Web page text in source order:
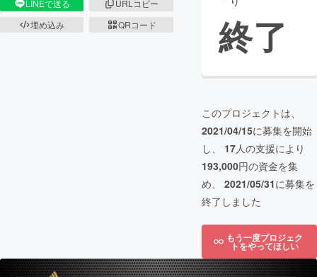
LINEで送る
URLコピー
埋め込み
QRコード 終了
このプロジェクトは、
2021/04/15に募集を開始
し、 17人の支援により
193,000円の資金を集
め、 2021/05/31に募集を
終了しました
もう一度プロジェク
トをやってほしい